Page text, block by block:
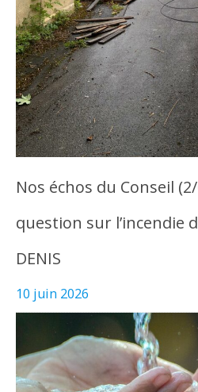
Nos échos du Conseil
question sur l’incendie
DENIS
10 juin 2026